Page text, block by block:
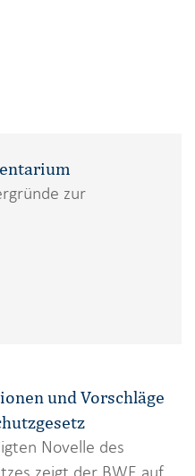
zur
und Vorschläge
Novelle des